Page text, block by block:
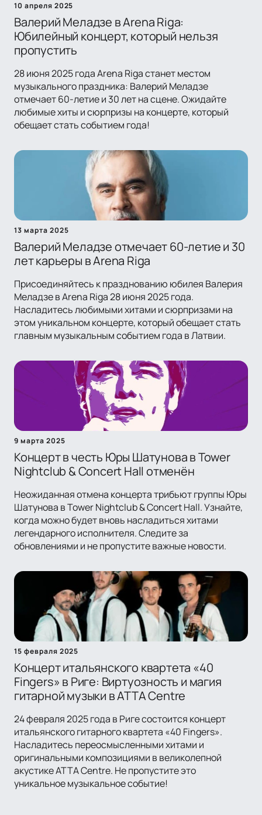
10 апреля 2025
Валерий Меладзе в Arena Riga:
Юбилейный концерт, который нельзя
пропустить
28 июня 2025 года Arena Riga станет местом
музыкального праздника: Валерий Меладзе
отмечает 60-летие и 30 лет на сцене. Ожидайте
любимые хиты и сюрпризы на концерте, который
обещает стать событием года!
13 марта 2025
Валерий Меладзе отмечает 60-летие и 30
лет карьеры в Arena Riga
Присоединяйтесь к празднованию юбилея Валерия
Меладзе в Arena Riga 28 июня 2025 года.
Насладитесь любимыми хитами и сюрпризами на
этом уникальном концерте, который обещает стать
главным музыкальным событием года в Латвии.
9 марта 2025
Концерт в честь Юры Шатунова в Tower
Nightclub & Concert Hall отменён
Неожиданная отмена концерта трибьют группы Юры
Шатунова в Tower Nightclub & Concert Hall. Узнайте,
когда можно будет вновь насладиться хитами
легендарного исполнителя. Следите за
обновлениями и не пропустите важные новости.
15 февраля 2025
Концерт итальянского квартета «40
Fingers» в Риге: Виртуозность и магия
гитарной музыки в ATTA Centre
24 февраля 2025 года в Риге состоится концерт
итальянского гитарного квартета «40 Fingers».
Насладитесь переосмысленными хитами и
оригинальными композициями в великолепной
акустике ATTA Centre. Не пропустите это
уникальное музыкальное событие!